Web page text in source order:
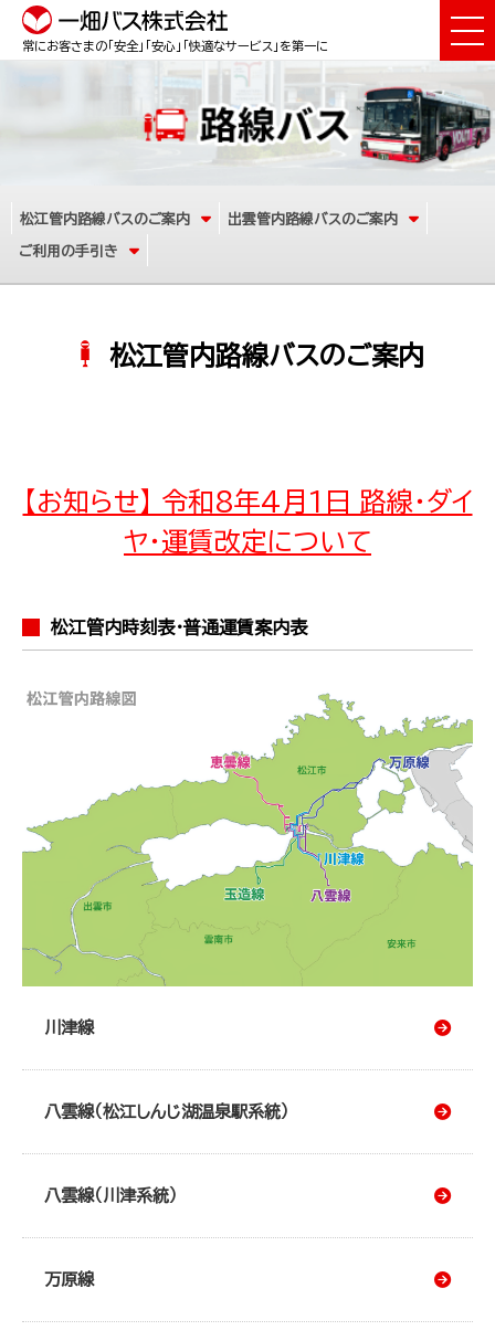
常にお客さまの「安全」「安心」「快適なサービス」を第一に
松江管内路線バスのご案内 出雲管内路線バスのご案内
ご利用の手引き
松江管内路線バスのご案内
【お知らせ】 令和8年4月1日 路線・ダイ
ヤ・運賃改定について
松江管内時刻表･普通運賃案内表
川津線
八雲線（松江しんじ湖温泉駅系統）
八雲線（川津系統）
万原線